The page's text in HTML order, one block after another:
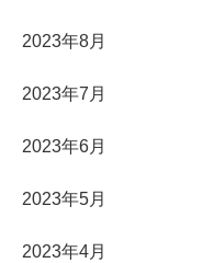
2023年8月
2023年7月
2023年6月
2023年5月
2023年4月